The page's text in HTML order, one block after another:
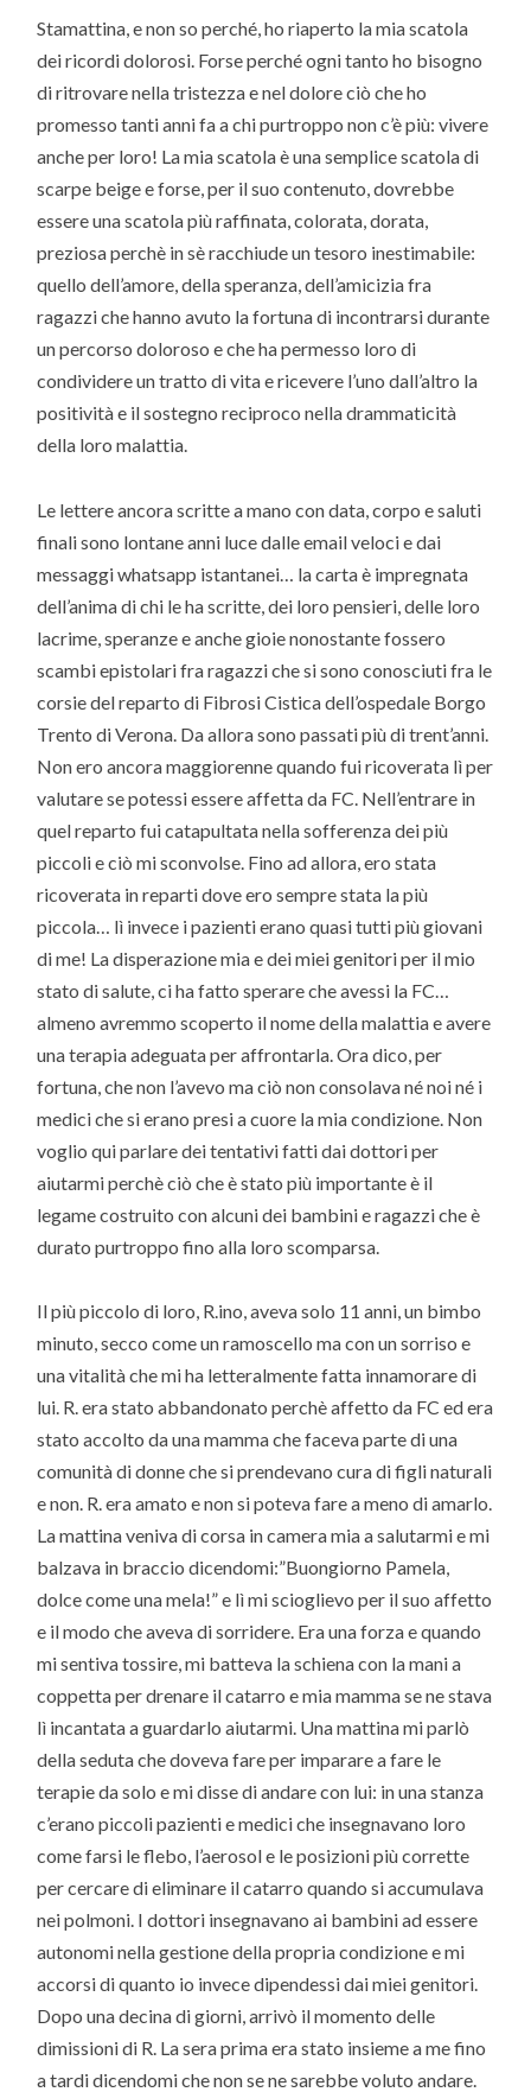
Stamattina, e non so perché, ho riaperto la mia scatola
dei ricordi dolorosi. Forse perché ogni tanto ho bisogno
di ritrovare nella tristezza e nel dolore ciò che ho
promesso tanti anni fa a chi purtroppo non c’è più: vivere
anche per loro! La mia scatola è una semplice scatola di
scarpe beige e forse, per il suo contenuto, dovrebbe
essere una scatola più raffinata, colorata, dorata,
preziosa perchè in sè racchiude un tesoro inestimabile:
quello dell’amore, della speranza, dell’amicizia fra
ragazzi che hanno avuto la fortuna di incontrarsi durante
un percorso doloroso e che ha permesso loro di
condividere un tratto di vita e ricevere l’uno dall’altro la
positività e il sostegno reciproco nella drammaticità
della loro malattia.
Le lettere ancora scritte a mano con data, corpo e saluti
finali sono lontane anni luce dalle email veloci e dai
messaggi whatsapp istantanei… la carta è impregnata
dell’anima di chi le ha scritte, dei loro pensieri, delle loro
lacrime, speranze e anche gioie nonostante fossero
scambi epistolari fra ragazzi che si sono conosciuti fra le
corsie del reparto di Fibrosi Cistica dell’ospedale Borgo
Trento di Verona. Da allora sono passati più di trent’anni.
Non ero ancora maggiorenne quando fui ricoverata lì per
valutare se potessi essere affetta da FC. Nell’entrare in
quel reparto fui catapultata nella sofferenza dei più
piccoli e ciò mi sconvolse. Fino ad allora, ero stata
ricoverata in reparti dove ero sempre stata la più
piccola… lì invece i pazienti erano quasi tutti più giovani
di me! La disperazione mia e dei miei genitori per il mio
stato di salute, ci ha fatto sperare che avessi la FC…
almeno avremmo scoperto il nome della malattia e avere
una terapia adeguata per affrontarla. Ora dico, per
fortuna, che non l’avevo ma ciò non consolava né noi né i
medici che si erano presi a cuore la mia condizione. Non
voglio qui parlare dei tentativi fatti dai dottori per
aiutarmi perchè ciò che è stato più importante è il
legame costruito con alcuni dei bambini e ragazzi che è
durato purtroppo fino alla loro scomparsa.
Il più piccolo di loro, R.ino, aveva solo 11 anni, un bimbo
minuto, secco come un ramoscello ma con un sorriso e
una vitalità che mi ha letteralmente fatta innamorare di
lui. R. era stato abbandonato perchè affetto da FC ed era
stato accolto da una mamma che faceva parte di una
comunità di donne che si prendevano cura di figli naturali
e non. R. era amato e non si poteva fare a meno di amarlo.
La mattina veniva di corsa in camera mia a salutarmi e mi
balzava in braccio dicendomi:”Buongiorno Pamela,
dolce come una mela!” e lì mi scioglievo per il suo affetto
e il modo che aveva di sorridere. Era una forza e quando
mi sentiva tossire, mi batteva la schiena con la mani a
coppetta per drenare il catarro e mia mamma se ne stava
lì incantata a guardarlo aiutarmi. Una mattina mi parlò
della seduta che doveva fare per imparare a fare le
terapie da solo e mi disse di andare con lui: in una stanza
c’erano piccoli pazienti e medici che insegnavano loro
come farsi le flebo, l’aerosol e le posizioni più corrette
per cercare di eliminare il catarro quando si accumulava
nei polmoni. I dottori insegnavano ai bambini ad essere
autonomi nella gestione della propria condizione e mi
accorsi di quanto io invece dipendessi dai miei genitori.
Dopo una decina di giorni, arrivò il momento delle
dimissioni di R. La sera prima era stato insieme a me fino
a tardi dicendomi che non se ne sarebbe voluto andare.